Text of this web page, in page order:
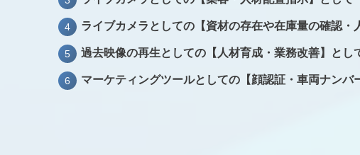
ライブカメラとしての【資材の存在や在庫量の確認・
過去映像の再生としての【人材育成・業務改善】とし
マーケティングツールとしての【顔認証・車両ナンバ